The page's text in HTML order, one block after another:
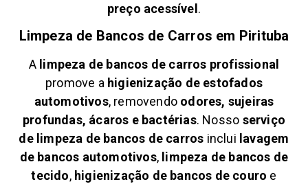
preço acessível.
Limpeza de Bancos de Carros em Pirituba
A limpeza de bancos de carros profissional
promove a higienização de estofados
automotivos, removendo odores, sujeiras
profundas, ácaros e bactérias. Nosso serviço
de limpeza de bancos de carros inclui lavagem
de bancos automotivos, limpeza de bancos de
tecido, higienização de bancos de couro e